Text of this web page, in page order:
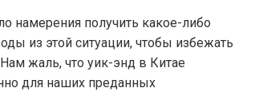
намерения получить какое-либо
из этой ситуации, чтобы избежать
жаль, что уик-энд в Китае
для наших преданных